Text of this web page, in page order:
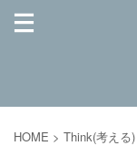
HOME > Think(考える)